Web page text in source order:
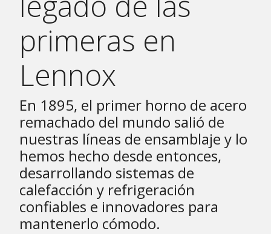
primeras en
Lennox
En 1895, el primer horno de acero
remachado del mundo salió de
nuestras líneas de ensamblaje y lo
hemos hecho desde entonces,
desarrollando sistemas de
calefacción y refrigeración
confiables e innovadores para
mantenerlo cómodo.